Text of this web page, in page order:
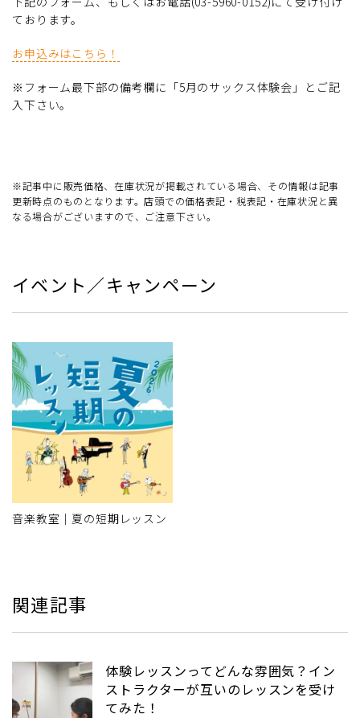
ております。
お申込みはこちら！
※フォーム最下部の備考欄に「5月のサックス体験会」とご記
入下さい。
※記事中に販売価格、在庫状況が掲載されている場合、その情報は記事
更新時点のものとなります。店頭での価格表記・税表記・在庫状況と異
なる場合がございますので、ご注意下さい。
イベント／キャンペーン
音楽教室｜夏の短期レッスン
関連記事
体験レッスンってどんな雰囲気？イン
ストラクターが互いのレッスンを受け
てみた！